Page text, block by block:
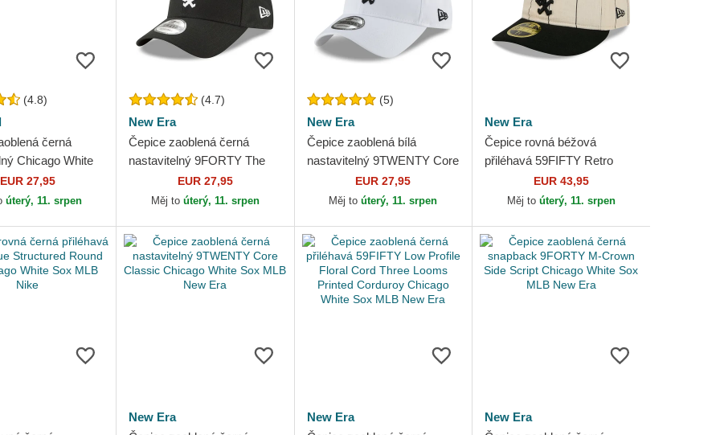
(4.8)
černá
Chicago White
47 Brand
EUR 27,95
úterý, 11. srpen
(4.7)
New Era
Čepice zaoblená černá
nastavitelný 9FORTY The
League Chicago White Sox
MLB New Era
EUR 27,95
Měj to úterý, 11. srpen
(5)
New Era
Čepice zaoblená bílá
nastavitelný 9TWENTY Core
Classic Chicago White Sox
MLB New Era
EUR 27,95
Měj toúterý, 11. srpen
New Era
Čepice rovná béžová
přiléhavá 59FIFTY Retro
Crown Linen Chicago White
Sox MLB New Era
EUR 43,95
Měj to úterý, 11. srpen
New Era
New Era
New Era